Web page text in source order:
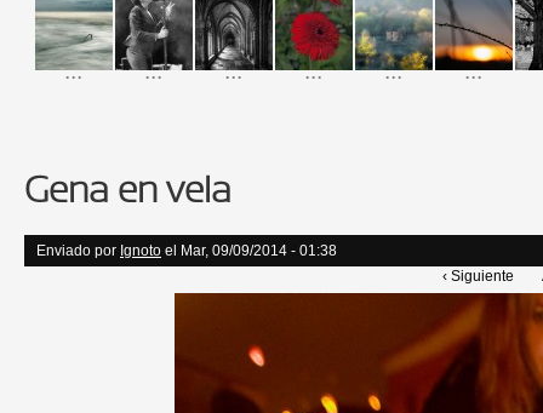
... ... ... ... ... ...
Gena en vela
Enviado por Ignoto el Mar, 09/09/2014 - 01:38
‹ Siguiente